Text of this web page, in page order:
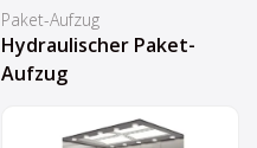
Paket-Aufzug
Hydraulischer Paket-
Aufzug